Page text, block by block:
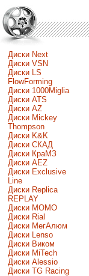
Диски Next
Диски VSN
Диски LS
FlowForming
Диски 1000Miglia
Диски ATS
Диски AZ
Диски Mickey
Thompson
Диски K&K
Диски СКАД
Диски КраМЗ
Диски AEZ
Диски Exclusive
Line
Диски Replica
REPLAY
Диски MOMO
Диски Rial
Диски МегАлюм
Диски Lenso
Диски Виком
Диски MiTech
Диски Alessio
Диски TG Racing